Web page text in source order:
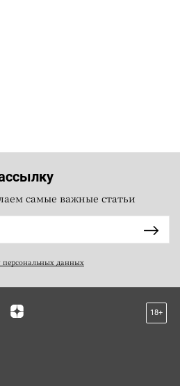
самые важные статьи
персональных данных
18+